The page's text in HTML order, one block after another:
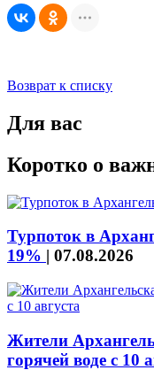
Возврат к списку
Для вас
Коротко о
Турпоток в
19% | 07.08.2026
Жители
горячей воде с 10